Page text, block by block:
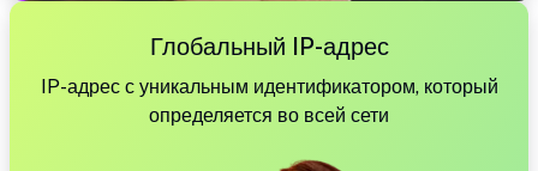
Глобальный IP-адрес
IP-адрес с уникальным идентификатором, который
определяется во всей сети